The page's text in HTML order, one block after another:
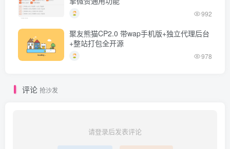
992
聚友熊猫CP2.0 带wap手机版+独立代理后台
+整站打包全开源
978
评论 抢沙发
请登录后发表评论